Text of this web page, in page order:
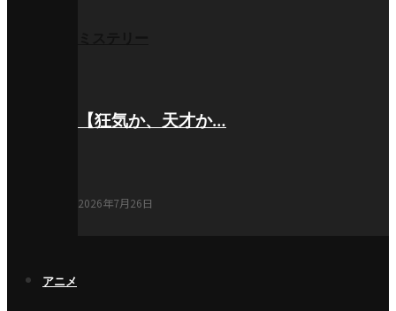
【狂気か、天才か…
2026年7月26日
アニメ